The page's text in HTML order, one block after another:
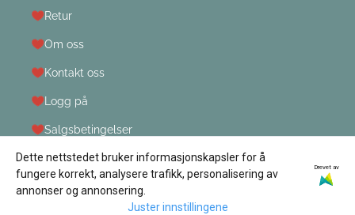
Retur
Om oss
Kontakt oss
Logg på
Salgsbetingelser
Dette nettstedet bruker informasjonskapsler for å
fungere korrekt, analysere trafikk, personalisering av
annonser og annonsering.
Drevet av
Juster innstillingene